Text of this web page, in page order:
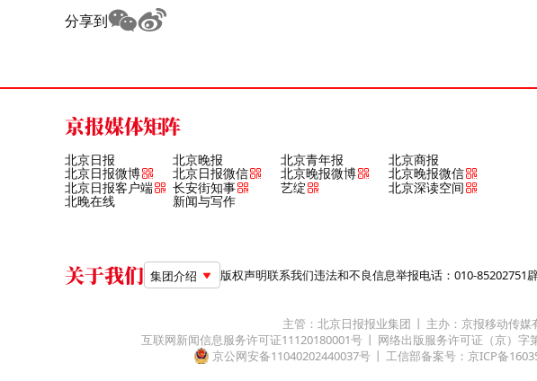
分享到
京报媒体矩阵
北京日报 北京晚报 北京青年报 北京商报
北京日报微博 北京日报微信 北京晚报微博
北京晚报微信
北京日报客户端
长安街知事 艺绽 北京深读空间
北晚在线 新闻与写作
关于我们 集团介绍 版权声明联系我们违法和不良信息举报电话：010-85202751
主管：北京日报报业集团 主办：京报移动传媒
互联网新闻信息服务许可证11120180001号
网络出版服务许可证（京）字
京公网安备11040202440037号
工信部备案号：京ICP备